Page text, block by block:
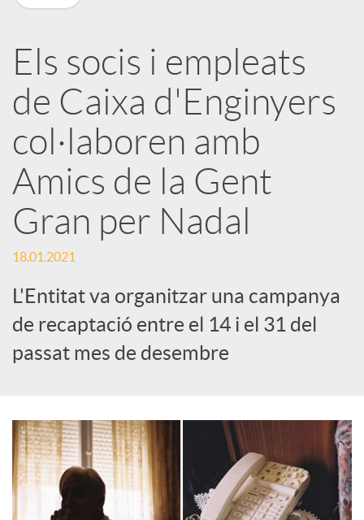
a
r
x
e
s
S
o
i
a
Els socis i empleats
de Caixa d'Enginyers
col·laboren amb
Amics de la Gent
Gran per Nadal
18.01.2021
L'Entitat va organitzar una campanya
de recaptació entre el 14 i el 31 del
passat mes de desembre